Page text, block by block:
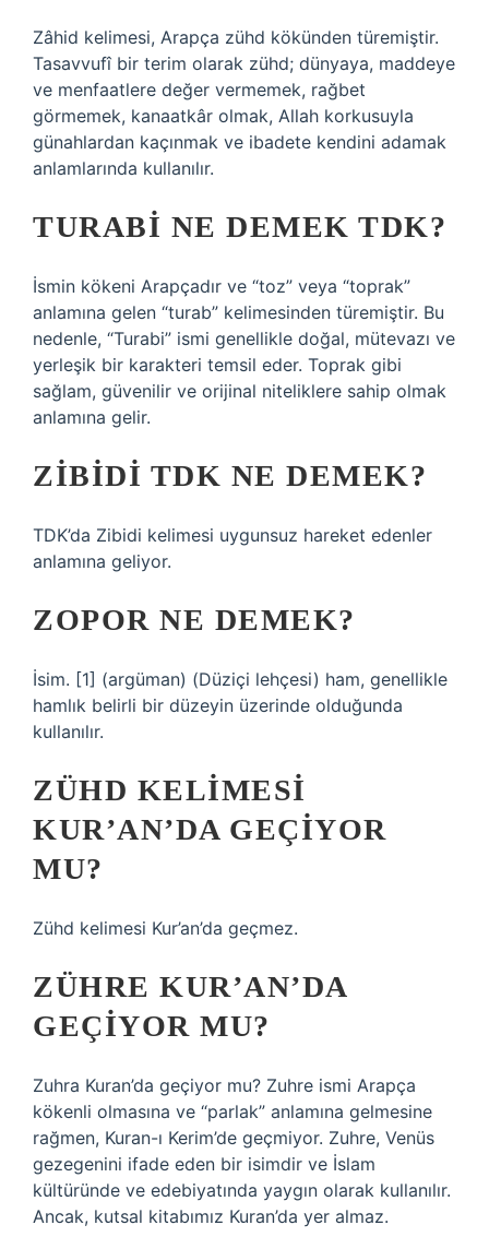
Zâhid kelimesi, Arapça zühd kökünden türemiştir.
Tasavvufî bir terim olarak zühd; dünyaya, maddeye
ve menfaatlere değer vermemek, rağbet
görmemek, kanaatkâr olmak, Allah korkusuyla
günahlardan kaçınmak ve ibadete kendini adamak
anlamlarında kullanılır.
TURABI NE DEMEK TDK?
İsmin kökeni Arapçadır ve “toz” veya “toprak”
anlamına gelen “turab” kelimesinden türemiştir. Bu
nedenle, “Turabi” ismi genellikle doğal, mütevazı ve
yerleşik bir karakteri temsil eder. Toprak gibi
sağlam, güvenilir ve orijinal niteliklere sahip olmak
anlamına gelir.
ZIBIDI TDK NE DEMEK?
TDK’da Zibidi kelimesi uygunsuz hareket edenler
anlamına geliyor.
ZOPOR NE DEMEK?
İsim. [1] (argüman) (Düziçi lehçesi) ham, genellikle
hamlık belirli bir düzeyin üzerinde olduğunda
kullanılır.
ZÜHD KELIMESI
KUR’AN’DA GEÇIYOR
MU?
Zühd kelimesi Kur’an’da geçmez.
ZÜHRE KUR’AN’DA
GEÇIYOR MU?
Zuhra Kuran’da geçiyor mu? Zuhre ismi Arapça
kökenli olmasına ve “parlak” anlamına gelmesine
rağmen, Kuran-ı Kerim’de geçmiyor. Zuhre, Venüs
gezegenini ifade eden bir isimdir ve İslam
kültüründe ve edebiyatında yaygın olarak kullanılır.
Ancak, kutsal kitabımız Kuran’da yer almaz.